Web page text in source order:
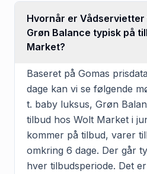
Hvornår er Vådservietter
Grøn Balance typisk på
Market?
Baseret på Gomas
dage kan vi se følgende
t. baby luksus, Grøn
tilbud hos Wolt Market i
kommer på tilbud, varer
omkring 6 dage. Der går
hver tilbudsperiode. Det